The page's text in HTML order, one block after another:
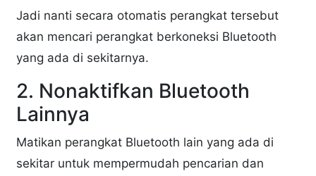
Jadi nanti secara otomatis perangkat tersebut
akan mencari perangkat berkoneksi Bluetooth
yang ada di sekitarnya.
2. Nonaktifkan Bluetooth
Lainnya
Matikan perangkat Bluetooth lain yang ada di
sekitar untuk mempermudah pencarian dan